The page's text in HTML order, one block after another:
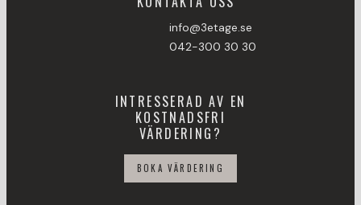
info@3etage.se
042-300 30 30
INTRESSERAD AV EN
KOSTNADSFRI
VÄRDERING?
BOKA VÄRDERING